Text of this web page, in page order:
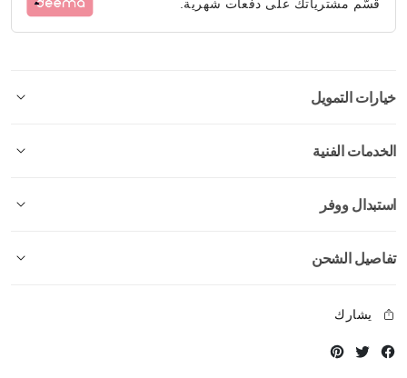
قسّم مشترياتك على دفعات شهرية.
خيارات التمويل
الخدمات الفنية
استبدال ووفر
تفاصيل الشحن
يشارك
Facebook
Twitter